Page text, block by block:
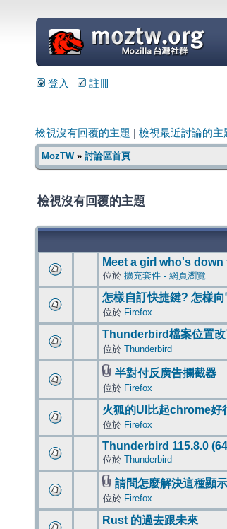
=
登入 註冊
檢視沒有回覆的主題 檢視最近討論的主
MozTW» 討論區首頁
檢視沒有回覆的主題
Meet a girl who's down
位於 擴充套件 - 網頁瀏覽
怎樣自訂快捷鍵? 怎樣
位於 Firefox
Thunderbird檔案位置改
位於 Thunderbird
半對付反廣告攔截器
位於 Firefox
火狐的UI比起chrome好
位於 Firefox
Thunderbird 115.8.0
位於 Thunderbird
請問怎麼解決這種顯
位於 Firefox
Rust 的過去跟未來